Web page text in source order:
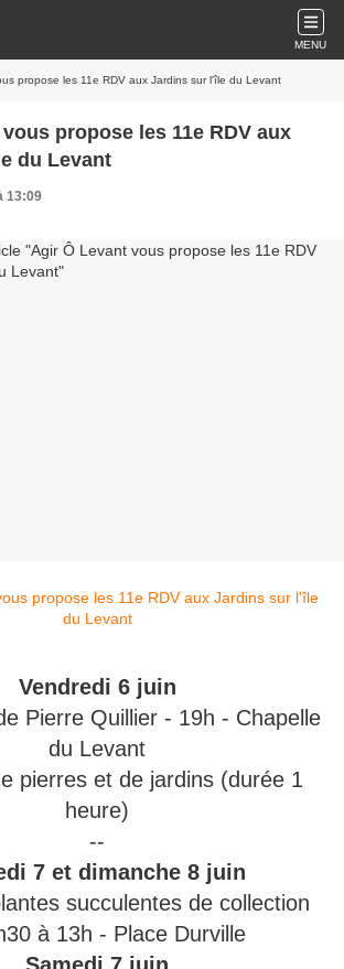
MENU
propose les 11e RDV aux Jardins sur l'île du Levant
propose les 11e RDV aux
du Levant
13:09
Vendredi 6 juin
Pierre Quillier - 19h - Chapelle
du Levant
pierres et de jardins (durée 1
heure)
--
7 et dimanche 8 juin
succulentes de collection
à 13h - Place Durville